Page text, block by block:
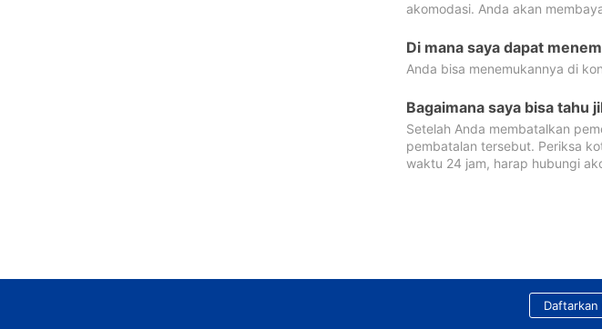
akomodasi. Anda akan
Di mana saya dapat
Anda bisa menemukannya di
Bagaimana saya bisa tahu
Setelah Anda membatalkan
pembatalan tersebut. Periksa
waktu 24 jam, harap hubungi